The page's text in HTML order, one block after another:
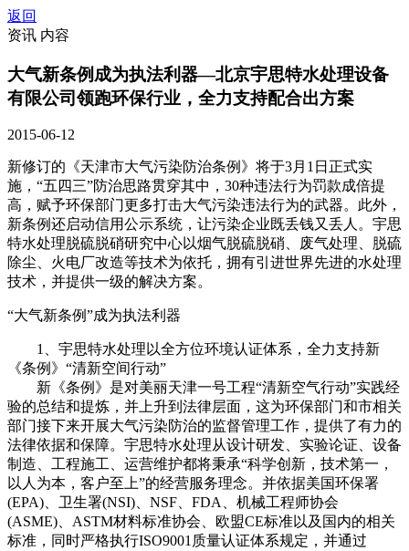
返回
资讯 内容
大气新条例成为执法利器—北京宇思特水处理设备
有限公司领跑环保行业，全力支持配合出方案
2015-06-12
新修订的《天津市大气污染防治条例》将于3月1日正式实
施，“五四三”防治思路贯穿其中，30种违法行为罚款成倍提
高，赋予环保部门更多打击大气污染违法行为的武器。此外，
新条例还启动信用公示系统，让污染企业既丢钱又丢人。宇思
特水处理脱硫脱硝研究中心以烟气脱硫脱硝、废气处理、脱硫
除尘、火电厂改造等技术为依托，拥有引进世界先进的水处理
技术，并提供一级的解决方案。
“大气新条例”成为执法利器
1、宇思特水处理以全方位环境认证体系，全力支持新
《条例》“清新空间行动”
新《条例》是对美丽天津一号工程“清新空气行动”实践经
验的总结和提炼，并上升到法律层面，这为环保部门和市相关
部门接下来开展大气污染防治的监督管理工作，提供了有力的
法律依据和保障。宇思特水处理从设计研发、实验论证、设备
制造、工程施工、运营维护都将秉承“科学创新，技术第一，
以人为本，客户至上”的经营服务理念。并依据美国环保署
(EPA)、卫生署(NSI)、NSF、FDA、机械工程师协会
(ASME)、ASTM材料标准协会、欧盟CE标准以及国内的相关
标准，同时严格执行ISO9001质量认证体系规定，并通过